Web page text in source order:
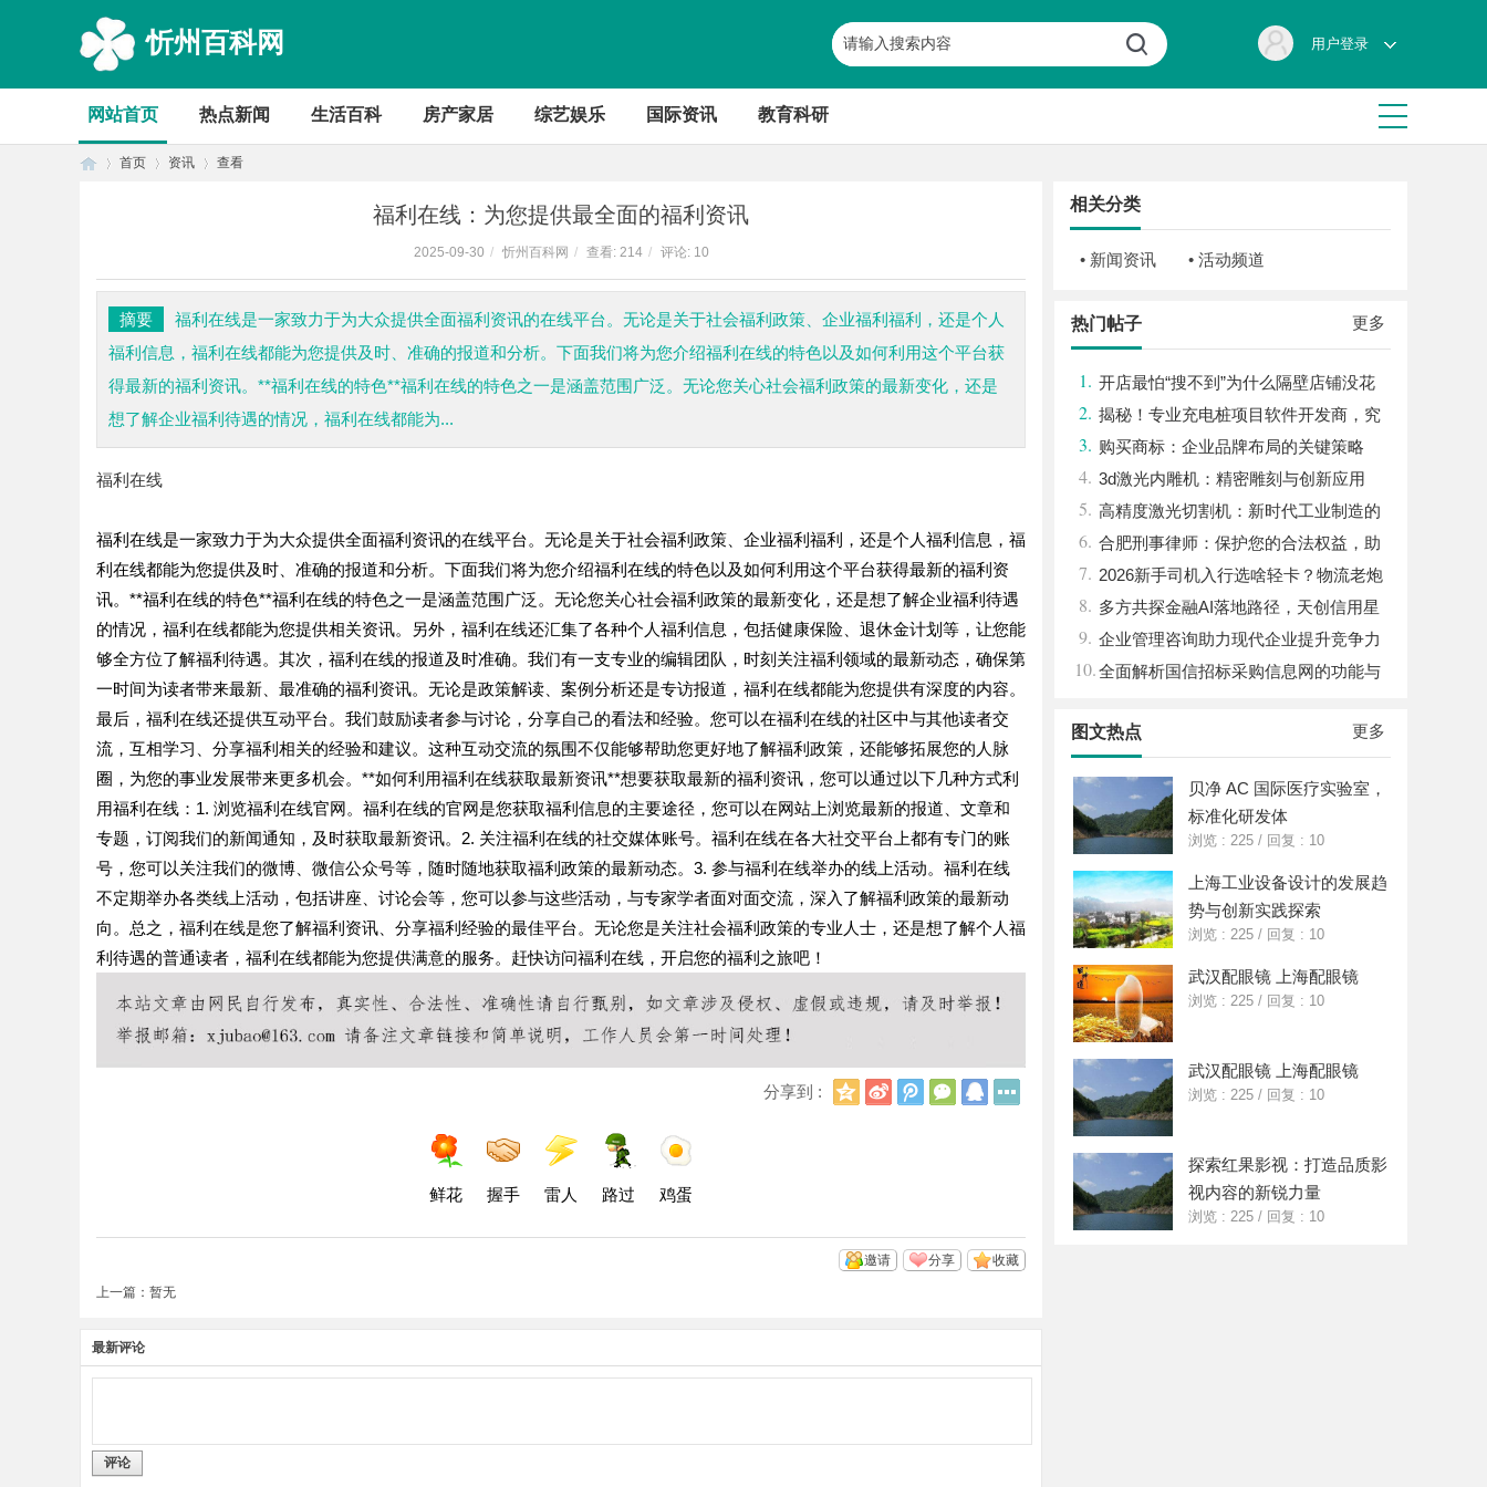
忻州百科网 用户登录
网站首页 热点新闻 生活百科 房产家居 综艺娱乐 国际资讯 教育科研
首页 资讯 查看
福利在线：为您提供最全面的福利资讯
2025-09-30 / 忻州百科网 / 查看: 214 / 评论: 10
摘要
福利在线是一家致力于为大众提供全面福利资讯的在线平台。无论是关于社会福利政策、企业福利福利，还是个人
福利信息，福利在线都能为您提供及时、准确的报道和分析。下面我们将为您介绍福利在线的特色以及如何利用这个平台获
得最新的福利资讯。**福利在线的特色**福利在线的特色之一是涵盖范围广泛。无论您关心社会福利政策的最新变化，还是
想了解企业福利待遇的情况，福利在线都能为...
福利在线
福利在线是一家致力于为大众提供全面福利资讯的在线平台。无论是关于社会福利政策、企业福利福利，还是个人福利信息，福
利在线都能为您提供及时、准确的报道和分析。下面我们将为您介绍福利在线的特色以及如何利用这个平台获得最新的福利资
讯。**福利在线的特色**福利在线的特色之一是涵盖范围广泛。无论您关心社会福利政策的最新变化，还是想了解企业福利待遇
的情况，福利在线都能为您提供相关资讯。另外，福利在线还汇集了各种个人福利信息，包括健康保险、退休金计划等，让您能
够全方位了解福利待遇。其次，福利在线的报道及时准确。我们有一支专业的编辑团队，时刻关注福利领域的最新动态，确保第
一时间为读者带来最新、最准确的福利资讯。无论是政策解读、案例分析还是专访报道，福利在线都能为您提供有深度的内容。
最后，福利在线还提供互动平台。我们鼓励读者参与讨论，分享自己的看法和经验。您可以在福利在线的社区中与其他读者交
流，互相学习、分享福利相关的经验和建议。这种互动交流的氛围不仅能够帮助您更好地了解福利政策，还能够拓展您的人脉
圈，为您的事业发展带来更多机会。**如何利用福利在线获取最新资讯**想要获取最新的福利资讯，您可以通过以下几种方式利
用福利在线：1. 浏览福利在线官网。福利在线的官网是您获取福利信息的主要途径，您可以在网站上浏览最新的报道、文章和
专题，订阅我们的新闻通知，及时获取最新资讯。2. 关注福利在线的社交媒体账号。福利在线在各大社交平台上都有专门的账
号，您可以关注我们的微博、微信公众号等，随时随地获取福利政策的最新动态。3. 参与福利在线举办的线上活动。福利在线
不定期举办各类线上活动，包括讲座、讨论会等，您可以参与这些活动，与专家学者面对面交流，深入了解福利政策的最新动
向。总之，福利在线是您了解福利资讯、分享福利经验的最佳平台。无论您是关注社会福利政策的专业人士，还是想了解个人福
利待遇的普通读者，福利在线都能为您提供满意的服务。赶快访问福利在线，开启您的福利之旅吧！
分享到 :
Q
新
浪
腾
讯
微
信
Q
鲜花 握手 雷人 路过 鸡蛋
收藏
分享
邀请
上一篇：暂无
最新评论
评论
相关分类
• 新闻资讯 • 活动频道
更多
热门帖子
1. 开店最怕“搜不到”为什么隔壁店铺没花
钱，ai却天天给他免费派单？
2. 揭秘！专业充电桩项目软件开发商，究
竟藏着哪些行业秘诀？
3. 购买商标：企业品牌布局的关键策略
4. 3d激光内雕机：精密雕刻与创新应用
5. 高精度激光切割机：新时代工业制造的
革命者
6. 合肥刑事律师：保护您的合法权益，助
您走出法律困境
7. 2026新手司机入行选啥轻卡？物流老炮
儿的深度选车经与标杆车型解析
8. 多方共探金融AI落地路径，天创信用星
图AI助力产业金融智能升级
9. 企业管理咨询助力现代企业提升竞争力
的实践与策略
10.全面解析国信招标采购信息网的功能与
更多
图文热点
贝净 AC 国际医疗实验室，
标准化研发体
浏览 : 225 / 回复 : 10
上海工业设备设计的发展趋
势与创新实践探索
浏览 : 225 / 回复 : 10
武汉配眼镜 上海配眼镜
浏览 : 225 / 回复 : 10
武汉配眼镜 上海配眼镜
浏览 : 225 / 回复 : 10
探索红果影视：打造品质影
视内容的新锐力量
浏览 : 225 / 回复 : 10